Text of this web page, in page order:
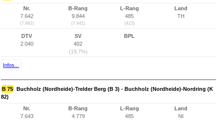
Nr.
7.642
(7.992)
B-Rang
9.844
(7.441)
L-Rang
485
(415)
Land
TH
DTV
2.040
SV
402
(19,7%)
BPL
Infos...
B 75 Buchholz (Nordheide)-Trelder Berg (B 3) - Buchholz (Nordheide)-Nordring (K
82)
Nr.
7.643
B-Rang
4.779
L-Rang
485
Land
NI